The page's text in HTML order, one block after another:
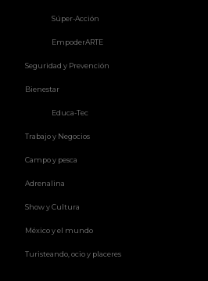
Súper-Acción
EmpoderARTE
Seguridad y Prevención
Bienestar
Educa-Tec
Trabajo y Negocios
Campo y pesca
Adrenalina
Show y Cultura
México y el mundo
Turisteando, ocio y placeres